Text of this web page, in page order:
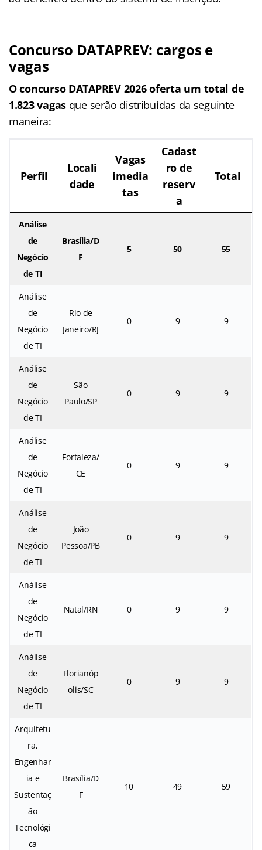
Concurso DATAPREV: cargos e
vagas
O concurso DATAPREV 2026 oferta um total de
1.823 vagas que serão distribuídas da seguinte
maneira:
Perfil
Locali
dade
Vagas
imedia
tas
Cadast
ro de
reserv
a
Total
Análise
de
Negócio
de TI
Brasília/D
F
5 50 55
Análise
de
Negócio
de TI
Rio de
Janeiro/RJ
0 9 9
Análise
de
Negócio
de TI
São
Paulo/SP
0 9 9
Análise
de
Negócio
de TI
Fortaleza/
CE
0 9 9
Análise
de
Negócio
de TI
João
Pessoa/PB
0 9 9
Análise
de
Negócio
de TI
Natal/RN 0 9 9
Análise
de
Negócio
de TI
Florianóp
olis/SC
0 9 9
Arquitetu
ra,
Engenhar
ia e
Sustentaç
ão
Tecnológi
ca
Brasília/D
F
10 49 59